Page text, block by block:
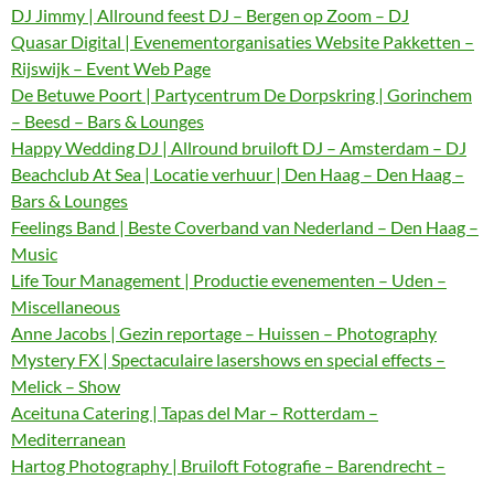
DJ Jimmy | Allround feest DJ – Bergen op Zoom – DJ
Quasar Digital | Evenementorganisaties Website Pakketten –
Rijswijk – Event Web Page
De Betuwe Poort | Partycentrum De Dorpskring | Gorinchem
– Beesd – Bars & Lounges
Happy Wedding DJ | Allround bruiloft DJ – Amsterdam – DJ
Beachclub At Sea | Locatie verhuur | Den Haag – Den Haag –
Bars & Lounges
Feelings Band | Beste Coverband van Nederland – Den Haag –
Music
Life Tour Management | Productie evenementen – Uden –
Miscellaneous
Anne Jacobs | Gezin reportage – Huissen – Photography
Mystery FX | Spectaculaire lasershows en special effects –
Melick – Show
Aceituna Catering | Tapas del Mar – Rotterdam –
Mediterranean
Hartog Photography | Bruiloft Fotografie – Barendrecht –